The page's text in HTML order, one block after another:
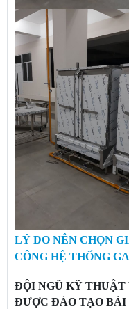
LÝ DO NÊN CHỌN
CÔNG HỆ THỐNG
ĐỘI NGŨ KỸ
ĐƯỢC ĐÀO TẠO BÀI